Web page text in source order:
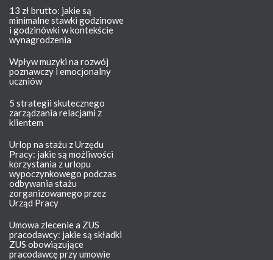
13 zł brutto: jakie są
minimalne stawki godzinowe
i godzinówki w kontekście
wynagrodzenia
Wpływ muzyki na rozwój
poznawczy i emocjonalny
uczniów
5 strategii skutecznego
zarządzania relacjami z
klientem
Urlop na stażu z Urzędu
Pracy: jakie są możliwości
korzystania z urlopu
wypoczynkowego podczas
odbywania stażu
zorganizowanego przez
Urząd Pracy
Umowa zlecenie a ZUS
pracodawcy: jakie są składki
ZUS obowiązujące
pracodawcę przy umowie